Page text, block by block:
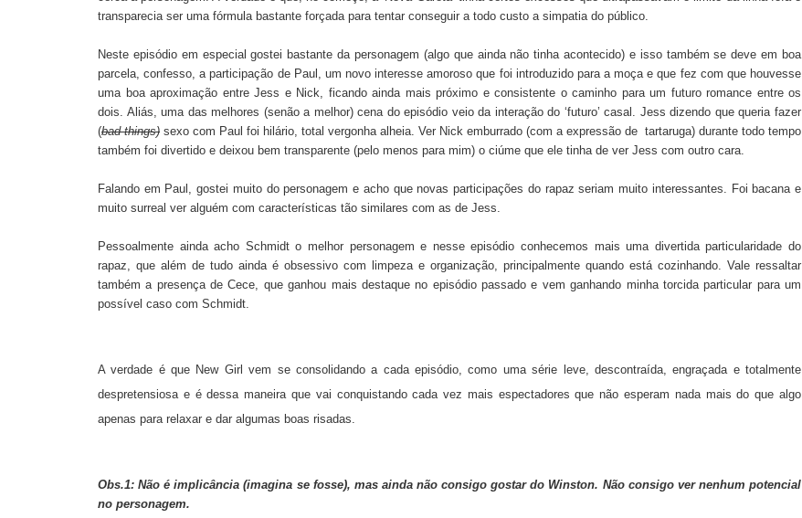
transparecia ser uma fórmula bastante forçada para tentar conseguir a todo custo a simpatia do público.
Neste episódio em especial gostei bastante da personagem (algo que ainda não tinha acontecido) e isso também se deve em boa
parcela, confesso, a participação de Paul, um novo interesse amoroso que foi introduzido para a moça e que fez com que houvesse
uma boa aproximação entre Jess e Nick, ficando ainda mais próximo e consistente o caminho para um futuro romance entre os
dois. Aliás, uma das melhores (senão a melhor) cena do episódio veio da interação do ‘futuro’ casal. Jess dizendo que queria fazer
(bad things) sexo com Paul foi hilário, total vergonha alheia. Ver Nick emburrado (com a expressão de tartaruga) durante todo tempo
também foi divertido e deixou bem transparente (pelo menos para mim) o ciúme que ele tinha de ver Jess com outro cara.
Falando em Paul, gostei muito do personagem e acho que novas participações do rapaz seriam muito interessantes. Foi bacana e
muito surreal ver alguém com características tão similares com as de Jess.
Pessoalmente ainda acho Schmidt o melhor personagem e nesse episódio conhecemos mais uma divertida particularidade do
rapaz, que além de tudo ainda é obsessivo com limpeza e organização, principalmente quando está cozinhando. Vale ressaltar
também a presença de Cece, que ganhou mais destaque no episódio passado e vem ganhando minha torcida particular para um
possível caso com Schmidt.
A verdade é que New Girl vem se consolidando a cada episódio, como uma série leve, descontraída, engraçada e totalmente
despretensiosa e é dessa maneira que vai conquistando cada vez mais espectadores que não esperam nada mais do que algo
apenas para relaxar e dar algumas boas risadas.
Obs.1: Não é implicância (imagina se fosse), mas ainda não consigo gostar do Winston. Não consigo ver nenhum potencial
no personagem.